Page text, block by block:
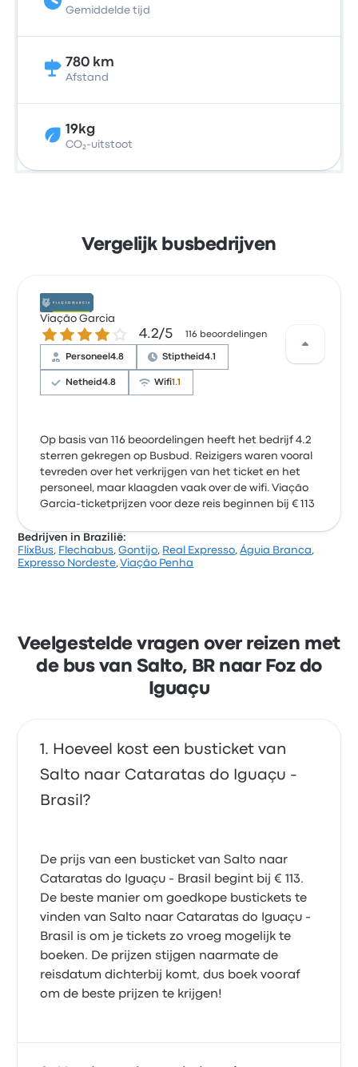
Gemiddelde tijd
780 km
Afstand
19kg
CO₂-uitstoot
Vergelijk busbedrijven
Viação Garcia
4.2 van de 5 sterren
4.2/5 116 beoordelingen
Personeel4.8 Stiptheid4.1
Netheid4.8 Wifi1.1
Op basis van 116 beoordelingen heeft het bedrijf 4.2
sterren gekregen op Busbud. Reizigers waren vooral
tevreden over het verkrijgen van het ticket en het
personeel, maar klaagden vaak over de wifi. Viação
Garcia-ticketprijzen voor deze reis beginnen bij € 113
Bedrijven in Brazilië:
FlixBus, Flechabus,Gontijo, Real Expresso,Águia Branca,
Expresso Nordeste,Viação Penha
Veelgestelde vragen over reizen met
de bus van Salto, BR naar Foz do
Iguaçu
Hoeveel kost een busticket van
Salto naar Cataratas do Iguaçu -
Brasil?
De prijs van een busticket van Salto naar
Cataratas do Iguaçu - Brasil begint bij € 113.
De beste manier om goedkope bustickets te
vinden van Salto naar Cataratas do Iguaçu -
Brasil is om je tickets zo vroeg mogelijk te
boeken. De prijzen stijgen naarmate de
reisdatum dichterbij komt, dus boek vooraf
om de beste prijzen te krijgen!